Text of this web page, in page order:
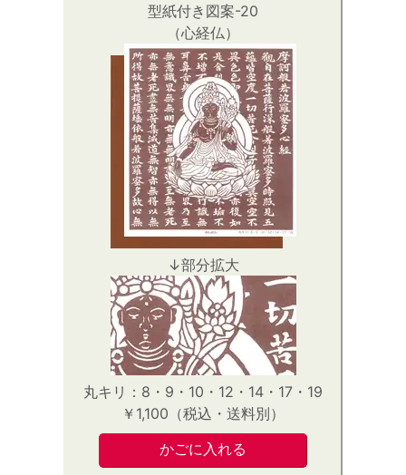
型紙付き図案-20
（心経仏）
↓部分拡大
丸キリ：8・9・10・12・14・17・19
￥1,100（税込・送料別）